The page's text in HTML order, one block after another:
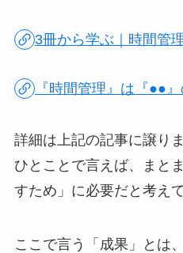
3冊から学ぶ｜時間管
『時間管理』は『●●
詳細は上記の記事に譲りま
ひとことで言えば、まと
すため」に必要だと考え
ここで言う「成果」とは、